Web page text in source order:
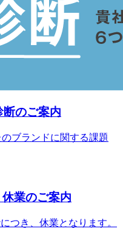
のご案内
ブランドに関する課題
業のご案内
つき、休業となります。